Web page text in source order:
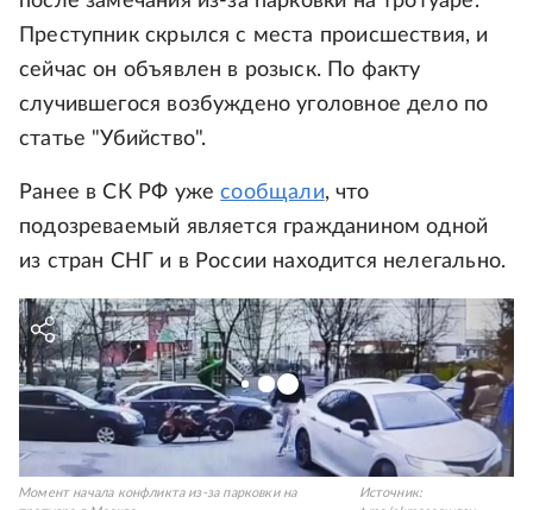
Преступник скрылся с места происшествия, и
сейчас он объявлен в розыск. По факту
случившегося возбуждено уголовное дело по
статье "Убийство".
Ранее в СК РФ ужесообщали, что
подозреваемый является гражданином одной
из стран СНГ и в России находится нелегально.
Момент начала конфликта из-за парковки на
Источник: